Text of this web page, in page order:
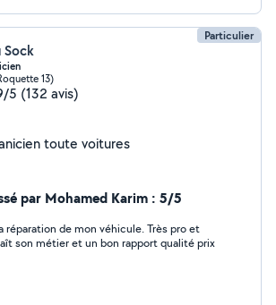
Particulier
13)
5 (132 avis)
Mécanicien toute voitures
par Mohamed Karim : 5/5
réparation de mon véhicule. Très pro et
son métier et un bon rapport qualité prix